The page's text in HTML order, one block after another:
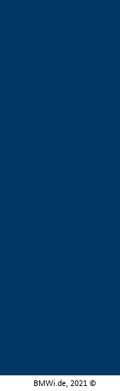
BMWi.de, 2021 ©